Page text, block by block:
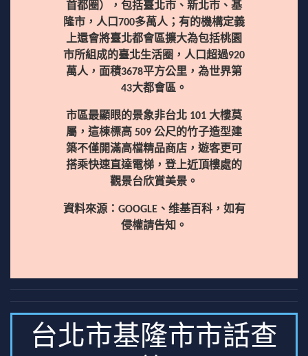
首都圈），包括臺北市、新北市、基
隆市，人口700多萬人；有的機構定義
上還會將臺北都會區擴大為包括桃園
市所組成的臺北生活圈，人口超過920
萬人，面積3678平方公里，為世界第
43大都會區。
市區最顯眼的景象非台北 101 大樓莫
屬，這棟標高 509 公尺的竹子造型建
築不僅開滿高檔精品商店，遊客更可
搭乘快速直達電梯，登上近頂樓處的
觀景台欣賞美景。
資料來源：GOOGLE、维基百科，如有
侵權請告知。
台北市基隆市市話查